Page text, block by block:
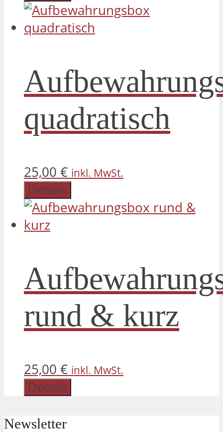
quadratisch
25,00 € inkl. MwSt.
Details
rund & kurz
25,00 € inkl. MwSt.
Details
Newsletter